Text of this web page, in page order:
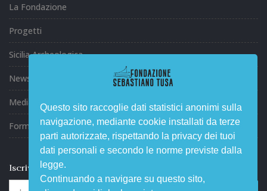
Questo sito raccoglie dati statistici anonimi sulla
navigazione, mediante cookie installati da terze
parti autorizzate, rispettando la privacy dei tuoi
dati personali e secondo le norme previste dalla
legge.
Continuando a navigare su questo sito,
La Fondazione
Progetti
Sicilia Archeologica
News ed Eventi
Media
Formazione
Iscriviti alla nostra newsletter